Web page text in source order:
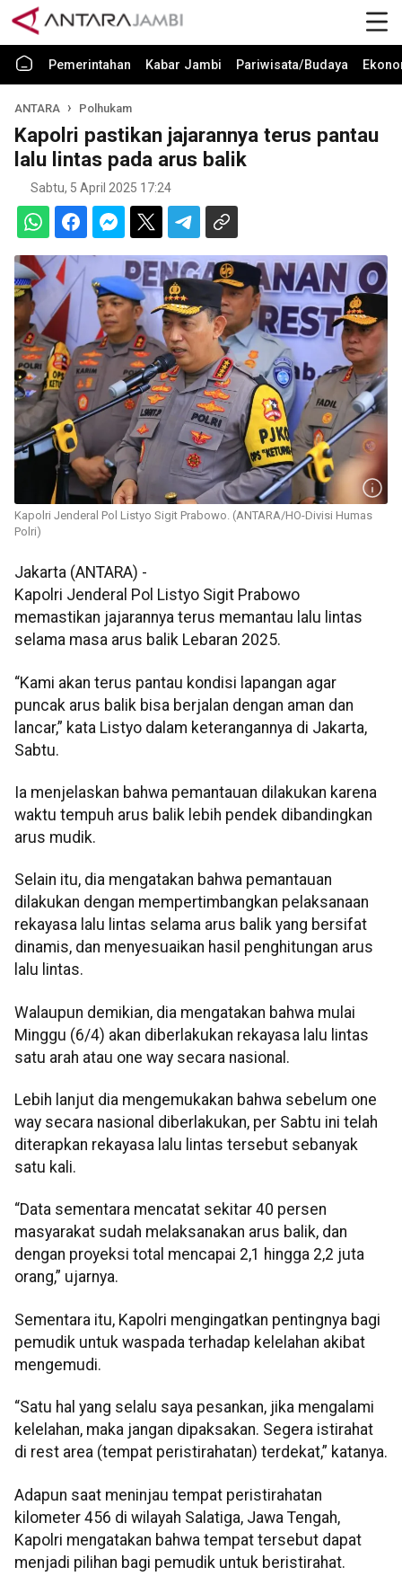
Pemerintahan Kabar Jambi Pariwisata/Budaya
ANTARA Polhukam
Kapolri pastikan jajarannya terus pantau
lalu lintas pada arus balik
Sabtu, 5 April 2025 17:24
Kapolri Jenderal Pol Listyo Sigit Prabowo. (ANTARA/HO-Divisi Humas
Polri)
Jakarta (ANTARA) -
Kapolri Jenderal Pol Listyo Sigit Prabowo
memastikan jajarannya terus memantau lalu lintas
selama masa arus balik Lebaran 2025.
“Kami akan terus pantau kondisi lapangan agar
puncak arus balik bisa berjalan dengan aman dan
lancar,” kata Listyo dalam keterangannya di Jakarta,
Sabtu.
Ia menjelaskan bahwa pemantauan dilakukan karena
waktu tempuh arus balik lebih pendek dibandingkan
arus mudik.
Selain itu, dia mengatakan bahwa pemantauan
dilakukan dengan mempertimbangkan pelaksanaan
rekayasa lalu lintas selama arus balik yang bersifat
dinamis, dan menyesuaikan hasil penghitungan arus
lalu lintas.
Walaupun demikian, dia mengatakan bahwa mulai
Minggu (6/4) akan diberlakukan rekayasa lalu lintas
satu arah atau one way secara nasional.
Lebih lanjut dia mengemukakan bahwa sebelum one
way secara nasional diberlakukan, per Sabtu ini telah
diterapkan rekayasa lalu lintas tersebut sebanyak
satu kali.
“Data sementara mencatat sekitar 40 persen
masyarakat sudah melaksanakan arus balik, dan
dengan proyeksi total mencapai 2,1 hingga 2,2 juta
orang,” ujarnya.
Sementara itu, Kapolri mengingatkan pentingnya bagi
pemudik untuk waspada terhadap kelelahan akibat
mengemudi.
“Satu hal yang selalu saya pesankan, jika mengalami
kelelahan, maka jangan dipaksakan. Segera istirahat
di rest area (tempat peristirahatan) terdekat,” katanya.
Adapun saat meninjau tempat peristirahatan
kilometer 456 di wilayah Salatiga, Jawa Tengah,
Kapolri mengatakan bahwa tempat tersebut dapat
menjadi pilihan bagi pemudik untuk beristirahat.